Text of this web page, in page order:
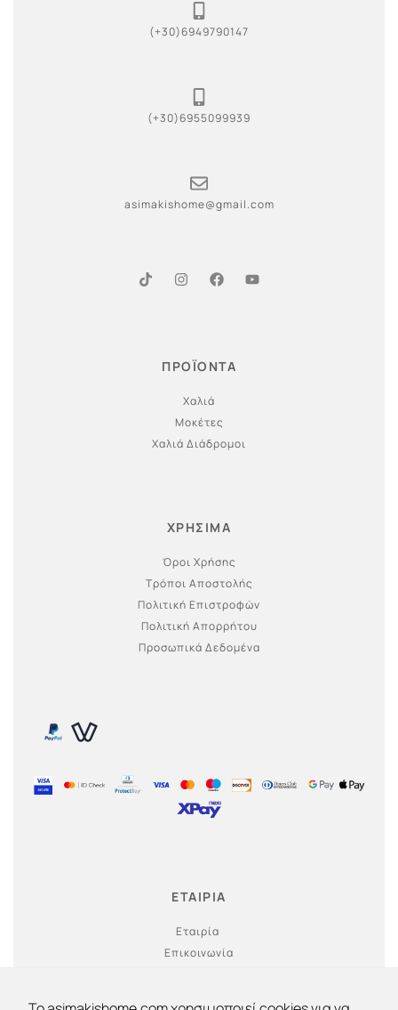
(+30)6949790147
(+30)6955099939
asimakishome@gmail.com
ΠΡΟΪΟΝΤΑ
Χαλιά
Μοκέτες
Χαλιά Διάδρομοι
ΧΡΗΣΙΜΑ
Όροι Χρήσης
Τρόποι Αποστολής
Πολιτική Επιστροφών
Πολιτική Απορρήτου
Προσωπικά Δεδομένα
ΕΤΑΙΡΙΑ
Εταιρία
Επικοινωνία